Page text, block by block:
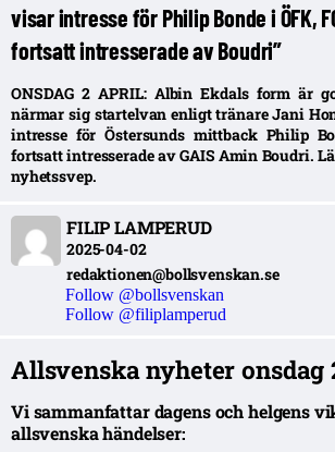
visar intresse för Philip Bonde i ÖFK,
fortsatt intresserade av Boudri”
ONSDAG 2 APRIL: Albin Ekdals form är
närmar sig startelvan enligt tränare Jani
intresse för Östersunds mittback Philip
fortsatt intresserade av GAIS Amin Boudri.
nyhetssvep.
FILIP LAMPERUD
2025-04-02
redaktionen@bollsvenskan.se
Follow @bollsvenskan
Follow @filiplamperud
Allsvenska nyheter onsdag
Vi sammanfattar dagens och helgens
allsvenska händelser: